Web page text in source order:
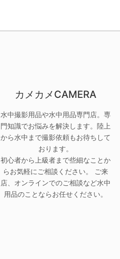
カメカメCAMERA
水中撮影用品や水中用品専門店。専
門知識でお悩みを解決します。陸上
から水中まで撮影依頼もお待ちして
おります。
初心者から上級者まで些細なことか
らお気軽にご相談ください。 ご来
店、オンラインでのご相談など水中
用品のことならお任せください。